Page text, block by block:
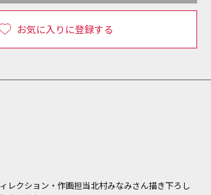
お気に入りに登録する
レクション・作画担当北村みなみさん描き下ろし